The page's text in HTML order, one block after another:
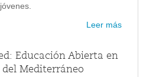
Leer más
Educación Abierta en
Mediterráneo